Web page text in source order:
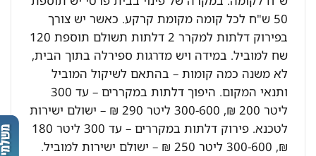
50 ש"ח לכל קומה מקומת קרקע. כאשר יש צורך
בפירוק דלתות למקרר 2 דלתות תשולם תוספת 120
שח למוביל. במידה ויש מדרגות ספירלה בתוך הבית,
לא משנה כמה קומות – בהתאם לשיקול המוביל
ותנאי המקום. היפוך דלתות במקררים – עד 300
ליטר 200 ₪, 300-600 ליטר 290 ₪ – ישולם ישירות
לטכנא. פירוק דלתות במקררים – עד 300 ליטר 180
₪, 300-600 ליטר 250 ₪ – ישולם ישירות למוביל.